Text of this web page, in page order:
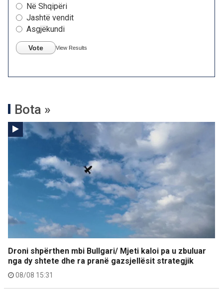
Në Shqipëri
Jashtë vendit
Asgjëkundi
Vote View Results
Bota »
Droni shpërthen mbi Bullgari/ Mjeti kaloi pa u zbuluar
nga dy shtete dhe ra pranë gazsjellësit strategjik
08/08 15:31